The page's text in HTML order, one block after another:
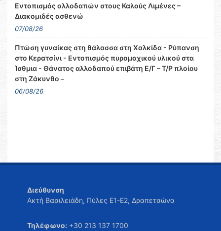
Εντοπισμός αλλοδαπών στους Καλούς Λιμένες –
Διακομιδές ασθενώ
07/08/26
Πτώση γυναίκας στη θάλασσα στη Χαλκίδα - Ρύπανση
στο Κερατσίνι - Εντοπισμός πυρομαχικού υλικού στα
Ίσθμια - Θάνατος αλλοδαπού επιβάτη Ε/Γ – Τ/Ρ πλοίου
στη Ζάκυνθο –
06/08/26
Διεύθυνση
Ακτή Βασιλειάδη, Πύλες Ε1-Ε2, Δραπετσώνα
Τηλέφωνο: +30 213 137 1700